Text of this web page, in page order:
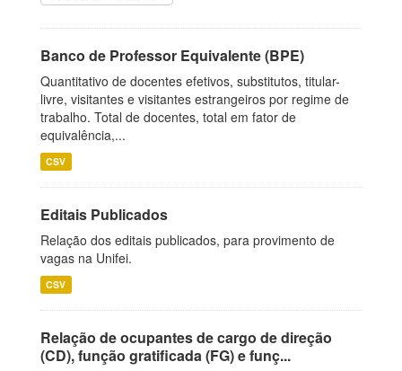
Banco de Professor Equivalente (BPE)
Quantitativo de docentes efetivos, substitutos, titular-
livre, visitantes e visitantes estrangeiros por regime de
trabalho. Total de docentes, total em fator de
equivalência,...
CSV
Editais Publicados
Relação dos editais publicados, para provimento de
vagas na Unifei.
CSV
Relação de ocupantes de cargo de direção
(CD), função gratificada (FG) e funç...